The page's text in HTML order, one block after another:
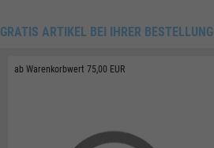
GRATIS ARTIKEL BEI IHRER BESTELLUNG
ab Warenkorbwert 75,00 EUR